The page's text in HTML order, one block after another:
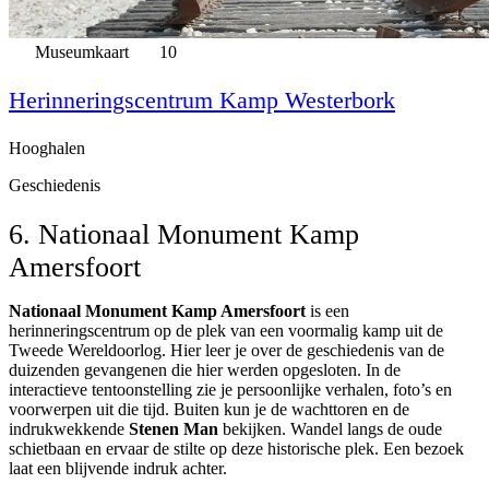
Museumkaart 10
Herinneringscentrum Kamp Westerbork
Hooghalen
Geschiedenis
6. Nationaal Monument Kamp
Amersfoort
Nationaal Monument Kamp Amersfoort is een
herinneringscentrum op de plek van een voormalig kamp uit de
Tweede Wereldoorlog. Hier leer je over de geschiedenis van de
duizenden gevangenen die hier werden opgesloten. In de
interactieve tentoonstelling zie je persoonlijke verhalen, foto’s en
voorwerpen uit die tijd. Buiten kun je de wachttoren en de
indrukwekkende Stenen Man bekijken. Wandel langs de oude
schietbaan en ervaar de stilte op deze historische plek. Een bezoek
laat een blijvende indruk achter.